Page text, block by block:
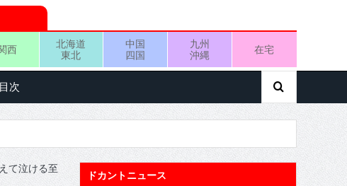
西
北海道
東北
中国
四国
九州
沖縄
在宅
目次
て泣ける至
ドカントニュース